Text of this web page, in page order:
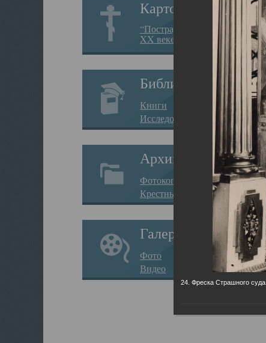
Картотека
“Пострадавшие за веру в
XX веке на Севере”
Библиотека
Книги
Исследования
Архив
Фотокопии дел
Крестные ходы
Галерея
Фото
Видео
24. Фреска Страшного суда.